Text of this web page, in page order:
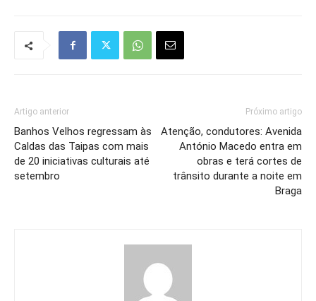
Artigo anterior
Banhos Velhos regressam às
Caldas das Taipas com mais
de 20 iniciativas culturais até
setembro
Próximo artigo
Atenção, condutores: Avenida
António Macedo entra em
obras e terá cortes de
trânsito durante a noite em
Braga